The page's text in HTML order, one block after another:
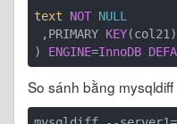
text
NOT NULL
,PRIMARY KEY(col21)
) ENGINE=InnoDB
So sánh bằng mysqldiff